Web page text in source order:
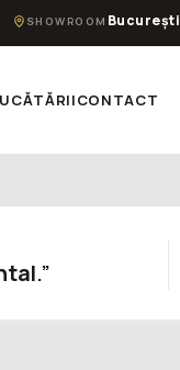
SHOWROOM București
CONTACT
.”